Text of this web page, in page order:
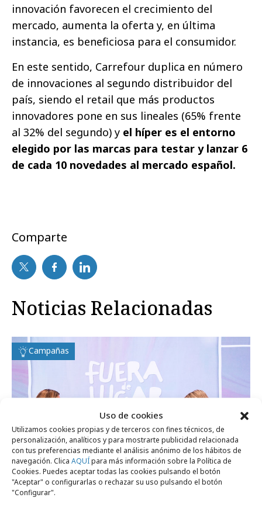
Uso de cookies
Utilizamos cookies propias y de terceros con fines técnicos, de
personalización, analíticos y para mostrarte publicidad relacionada
con tus preferencias mediante el análisis anónimo de los hábitos de
navegación. Clica AQUÍpara más información sobre la Política de
Cookies. Puedes aceptar todas las cookies pulsando el botón
"Aceptar" o configurarlas o rechazar su uso pulsando el botón
"Configurar".
innovación favorecen el crecimiento del
mercado, aumenta la oferta y, en última
instancia, es beneficiosa para el consumidor.
En este sentido, Carrefour duplica en número
de innovaciones al segundo distribuidor del
país, siendo el retail que más productos
innovadores pone en sus lineales (65% frente
al 32% del segundo) y el híper es el entorno
elegido por las marcas para testar y lanzar 6
de cada 10 novedades al mercado español.
Comparte
Noticias Relacionadas
Campañas